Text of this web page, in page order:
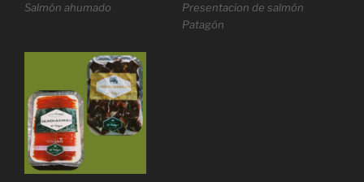
Salmón ahumado
Presentacion de salmón
Patagón